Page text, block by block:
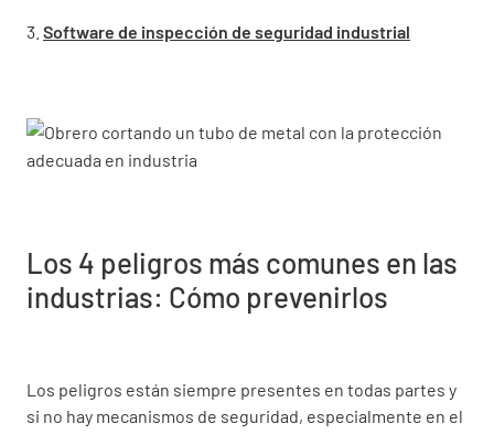
3. Software de inspección de seguridad industrial
Los 4 peligros más comunes en las
industrias: Cómo prevenirlos
Los peligros están siempre presentes en todas partes y
si no hay mecanismos de seguridad, especialmente en el